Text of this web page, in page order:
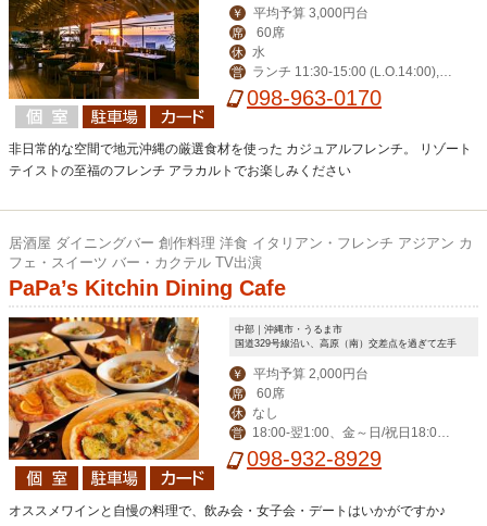
￥ 平均予算 3,000円台
席 60席
休 水
営
ランチ 11:30-15:00 (L.O.14:00),デ
ィナー 17:30-23:00 (L.O.21:00)
098-963-0170
非日常的な空間で地元沖縄の厳選食材を使った カジュアルフレンチ。 リゾート
テイストの至福のフレンチ アラカルトでお楽しみください
居酒屋 ダイニングバー 創作料理 洋食 イタリアン・フレンチ アジアン カ
フェ・スイーツ バー・カクテル TV出演
PaPa’s Kitchin Dining Cafe
中部｜沖縄市・うるま市
国道329号線沿い、高原（南）交差点を過ぎて左手
￥ 平均予算 2,000円台
席 60席
休 なし
営
18:00‐翌1:00、金～日/祝日18:00-
翌2:00
098-932-8929
オススメワインと自慢の料理で、飲み会・女子会・デートはいかがですか♪